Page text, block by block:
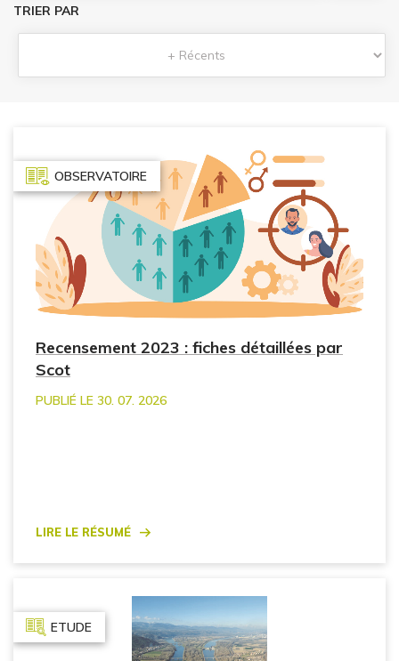
TRIER PAR
OBSERVATOIRE
Recensement 2023 : fiches détaillées par
Scot
PUBLIÉ LE 30. 07. 2026
Lire le résumé
ETUDE